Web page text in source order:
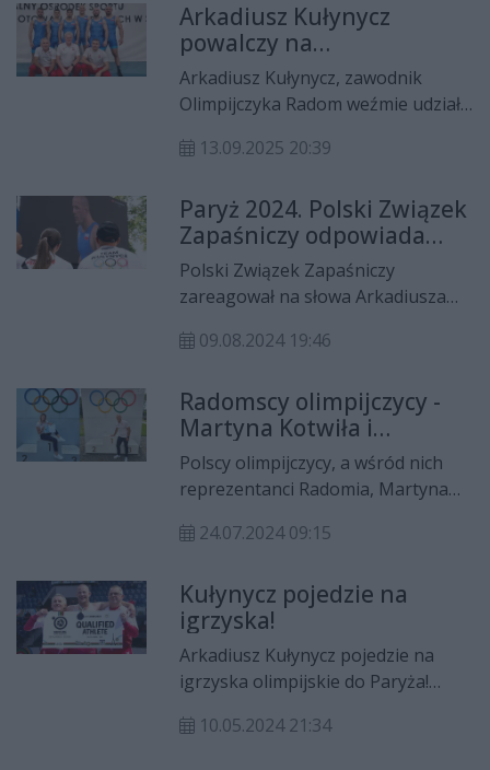
zmarł tata.
Arkadiusz Kułynycz
powalczy na
mistrzostwach świata w
Zagrzebiu!
Arkadiusz Kułynycz, zawodnik
Olimpijczyka Radom weźmie udział
w stylu klasycznym. Zmagania
szkoleniowym jest z kolei trener
radomskiego klubu, Włodzimierz
Zawadzki.
13.09.2025 20:39
Paryż 2024. Polski Związek
Zapaśniczy odpowiada
Arkadiuszowi Kułynyczowi.
"Decyzja dotycząca
sparingpartnera na IO
została podjęta w oparciu
przesłanki"
Polski Związek Zapaśniczy
zareagował na słowa Arkadiusza
przegranej walce o brązowy medal
dotycząca sparingpartnera na IO
została podjęta w oparciu o
merytoryczne przesłanki" - czytamy
w komunikacie PZZ.
09.08.2024 19:46
Radomscy olimpijczycy -
Martyna Kotwiła i
Arkadiusz Kułynycz -
zaprzysiężeni!
Polscy olimpijczycy, a wśród nich
reprezentanci Radomia, Martyna
odebrali nominacje do Olimpijskiej
24.07.2024 09:15
Kułynycz pojedzie na
igrzyska!
Arkadiusz Kułynycz pojedzie na
igrzyska olimpijskie do Paryża!
wywalczył olimpijską przepustkę na
10.05.2024 21:34